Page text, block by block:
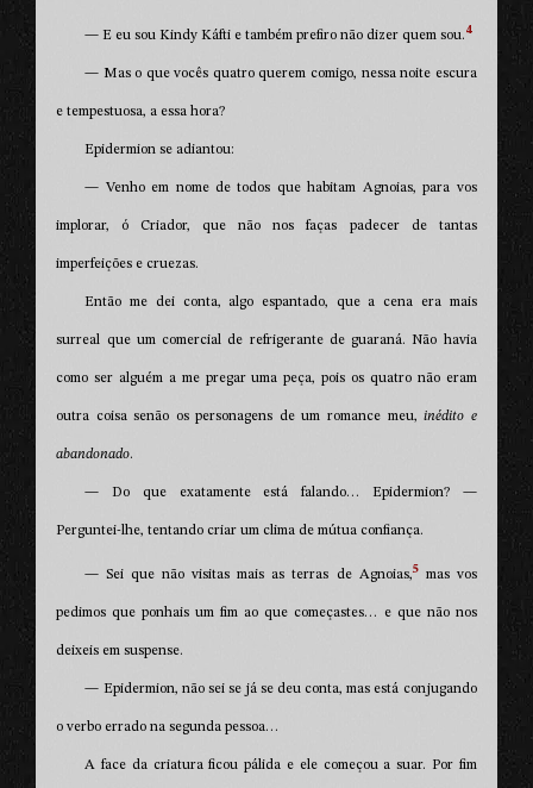
— E eu sou Kindy Káfti e também prefiro não dizer quem sou. 4
— Mas o que vocês quatro querem comigo, nessa noite escura
e tempestuosa, a essa hora?
Epidermion se adiantou:
— Venho em nome de todos que habitam Agnoias, para vos
implorar, ó Criador, que não nos faças padecer de tantas
imperfeições e cruezas.
Então me dei conta, algo espantado, que a cena era mais
surreal que um comercial de refrigerante de guaraná. Não havia
como ser alguém a me pregar uma peça, pois os quatro não eram
outra coisa senão os personagens de um romance meu,inédito e
abandonado.
— Do que exatamente está falando… Epidermion? —
Perguntei-lhe, tentando criar um clima de mútua confiança.
— Sei que não visitas mais as terras de Agnoias,5mas vos
pedimos que ponhais um fim ao que começastes… e que não nos
deixeis em suspense.
— Epidermion, não sei se já se deu conta, mas está conjugando
o verbo errado na segunda pessoa…
A face da criatura ficou pálida e ele começou a suar. Por fim